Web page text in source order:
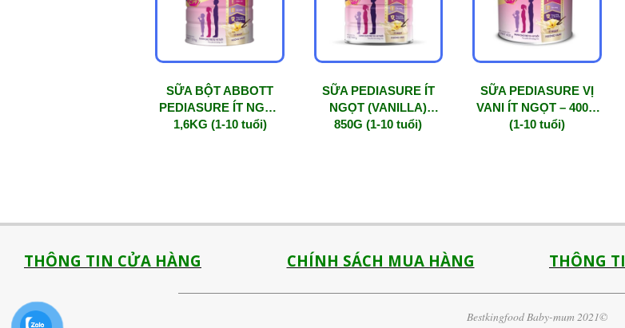
SỮA BỘT ABBOTT
PEDIASURE ÍT NGỌT
1,6KG (1-10 tuổi)
SỮA PEDIASURE ÍT
NGỌT (VANILLA)
850G (1-10 tuổi)
SỮA PEDIASURE VỊ
VANI ÍT NGỌT – 400G
(1-10 tuổi)
THÔNG TIN CỬA HÀNG CHÍNH SÁCH MUA HÀNG THÔNG
Bestkingfood Baby-mum 2021©